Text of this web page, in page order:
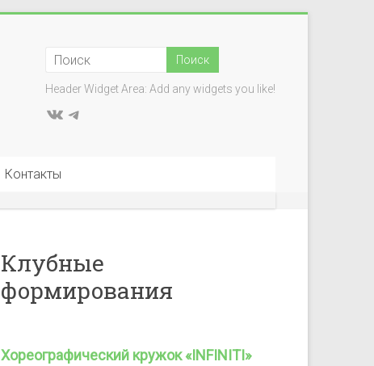
Header Widget Area: Add any widgets you like!
ВКонтакте
Telegram
Контакты
Клубные
формирования
Хореографический кружок «INFINITI»